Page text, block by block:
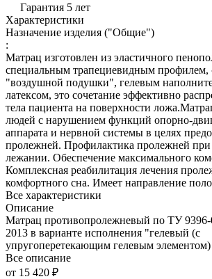
Гарантия 5 лет
Характеристики
Назначение изделия ("Общие")
:
Матрац изготовлен из эластичного
специальным трапециевидным профилем,
"воздушной подушки", гелевым
латексом, это сочетание эффективно
тела пациента на поверхности
людей с нарушением функций опорно-
аппарата и нервной системы в целях
пролежней. Профилактика пролежней при
лежании. Обеспечение максимального
Комплексная реабилитация лечения
комфортного сна. Имеет направление
Все характеристики
Описание
Матрац противопролежневый по ТУ 9396-
2013 в варианте исполнения "гелевый (с
упругоперетекающим гелевым
Все описание
от 15 420 ₽